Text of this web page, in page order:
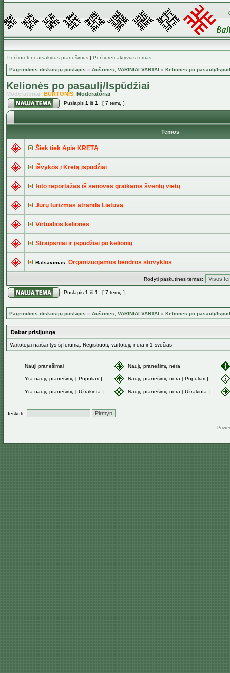
Peržiūrėti neatsakytus pranešimus | Peržiūrėti aktyvias temas
Pagrindinis diskusijų puslapis » Aušrinės, VARINIAI VARTAI » Kelionės po pasaulį/
Kelionės po pasaulį/Ispūdžiai
Moderatoriai: BURTONIS, Moderatoriai
Puslapis 1 iš 1 [ 7 temų ]
Temos
Šiek tiek Apie KRETĄ
išvykos į Kretą įspūdžiai
foto reportažas iš senovės graikams šventų vietų
Jūrų turizmas atranda Lietuvą
Virtualios kelionės
Straipsniai ir įspūdžiai po kelionių
Balsavimas: Organizuojamos bendros stovyklos
Rodyti paskutines temas:
Puslapis 1 iš 1 [ 7 temų ]
Pagrindinis diskusijų puslapis » Aušrinės, VARINIAI VARTAI » Kelionės po pasaulį/
Dabar prisijungę
Vartotojai naršantys šį forumą: Registruotų vartotojų nėra ir 1 svečias
Nauji pranešimai Naujų pranešimų nėra
Yra naujų pranešimų [ Populiari ] Naujų pranešimų nėra [ Populiari ]
Yra naujų pranešimų [ Užrakinta ] Naujų pranešimų nėra [ Užrakinta ]
Ieškoti: